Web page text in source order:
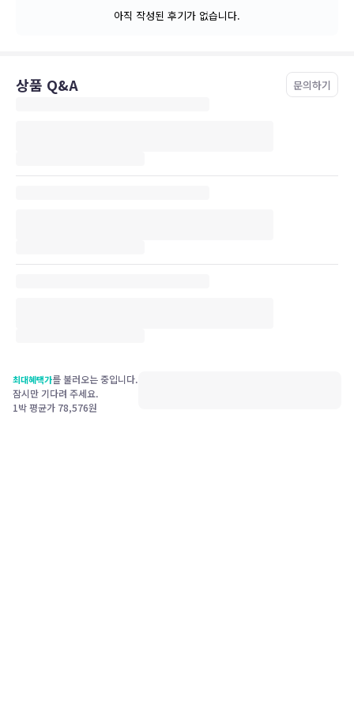
아직 작성된 후기가 없습니다.
상품 Q&A 문의하기
최대혜택가를 불러오는 중입니다.
잠시만 기다려 주세요.
1박 평균가 78,576원